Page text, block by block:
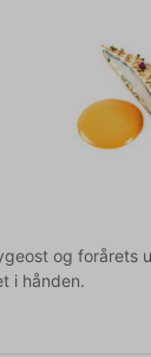
og
i hånden.